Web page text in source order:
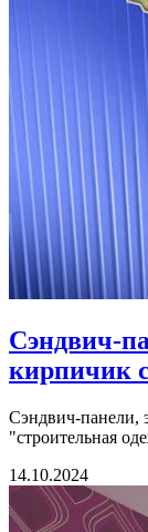
Сэндвич-
кирпичик
Сэндвич-панели,
"строительная
14.10.2024